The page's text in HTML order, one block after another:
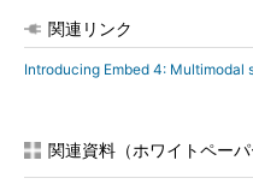
関連リンク
Introducing Embed 4: Multimodal
関連資料（ホワイトペーパ